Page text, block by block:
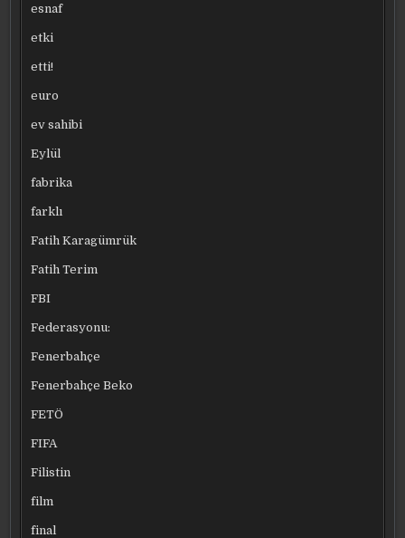
esnaf
etki
etti!
euro
ev sahibi
Eylül
fabrika
farklı
Fatih Karagümrük
Fatih Terim
FBI
Federasyonu:
Fenerbahçe
Fenerbahçe Beko
FETÖ
FIFA
Filistin
film
final